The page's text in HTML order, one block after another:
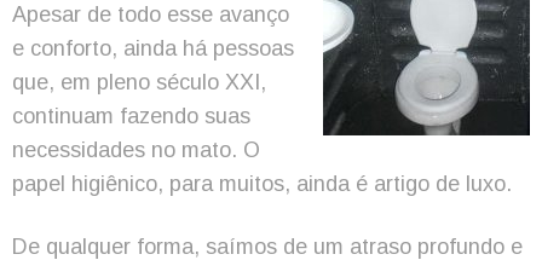
Apesar de todo esse avanço
e conforto, ainda há pessoas
que, em pleno século XXI,
continuam fazendo suas
necessidades no mato. O
papel higiênico, para muitos, ainda é artigo de luxo.
De qualquer forma, saímos de um atraso profundo e